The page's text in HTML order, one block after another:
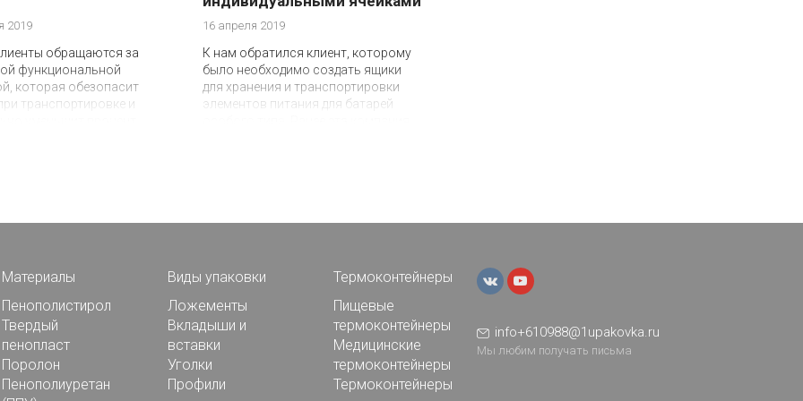
2019
обращаются за
функциональной
которая обезопасит
транспортировке и
16 апреля 2019
К нам обратился клиент, которому
было необходимо создать ящики
для хранения и транспортировки
элементов питания для батарей
Материалы
Пенополистирол
Твердый
пенопласт
Поролон
Пенополиуретан
Виды упаковки
Ложементы
Вкладыши и
вставки
Уголки
Профили
Термоконтейнеры
Пищевые
термоконтейнеры
Медицинские
термоконтейнеры
Термоконтейнеры
info+610988@1upakovka.ru
Мы любим получать письма